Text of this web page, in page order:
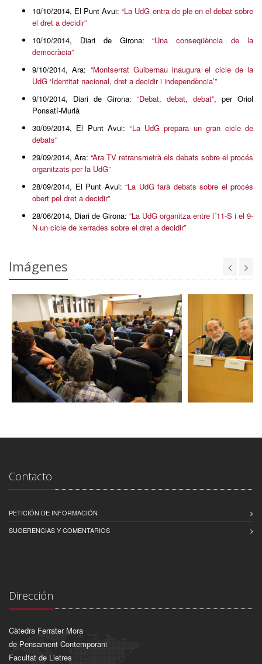
10/10/2014, El Punt Avui:“La UdG entra de ple en el debat sobre
el dret a decidir”
10/10/2014, Diari de Girona:“Una conseqüència de la
democràcia”
9/10/2014, Ara: “Montserrat Guibernau inaugura el cicle de la
UdG ‘Identitat nacional, dret a decidir i independència’”
9/10/2014, Diari de Girona: “Debat, debat, debat”, per Oriol
Ponsatí-Murlà
30/09/2014, El Punt Avui: “La UdG prepara un gran cicle de
debats”
29/09/2014, Ara: “Ara TV retransmetrà els debats sobre el procés
organitzats per la UdG”
28/09/2014, El Punt Avui: “La UdG farà debats sobre el procés
obert pel dret a decidir”
28/06/2014, Diari de Girona: “La UdG organitza entre l´11-S i el 9-
N un cicle de xerrades sobre el dret a decidir”
Imágenes
Contacto
PETICIÓN DE INFORMACIÓN
SUGERENCIAS Y COMENTARIOS
Dirección
Càtedra Ferrater Mora
de Pensament Contemporani
Facultat de Lletres